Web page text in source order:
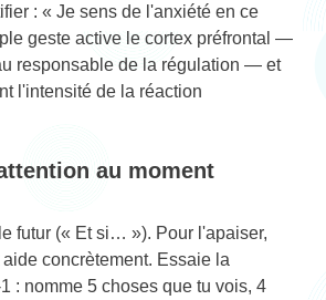
: « Je sens de l'anxiété en ce
geste active le cortex préfrontal —
responsable de la régulation — et
l'intensité de la réaction
au moment
futur (« Et si… »). Pour l'apaiser,
concrètement. Essaie la
: nomme 5 choses que tu vois, 4